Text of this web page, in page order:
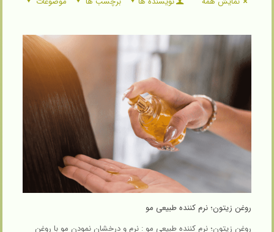
روغن زیتون؛ نرم کننده طبیعی‌ مو
روغن زیتون؛ نرم کننده طبیعی‌ مو : نرم و درخشان نمودن مو با روغن